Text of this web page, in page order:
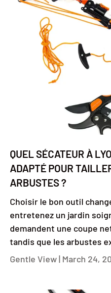
QUEL SÉCATEUR À
ADAPTÉ POUR
ARBUSTES ?
Choisir le bon outil
entretenez un jardin
demandent une coupe
tandis que les arbustes
Gentle View | March 24,